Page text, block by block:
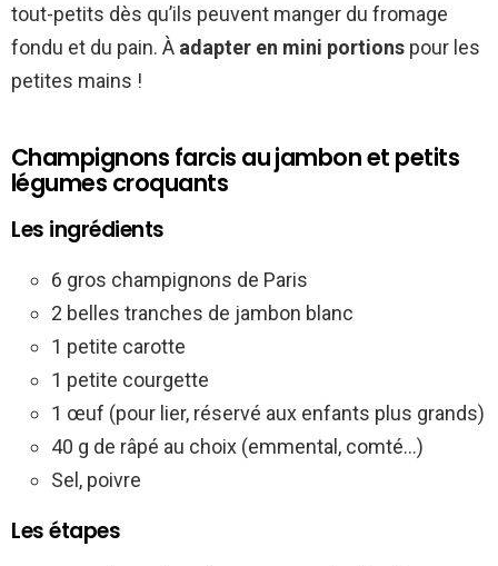
tout-petits dès qu’ils peuvent manger du fromage
fondu et du pain. À adapter en mini portions pour les
petites mains !
Champignons farcis au jambon et petits
légumes croquants
Les ingrédients
6 gros champignons de Paris
2 belles tranches de jambon blanc
1 petite carotte
1 petite courgette
1 œuf (pour lier, réservé aux enfants plus grands)
40 g de râpé au choix (emmental, comté…)
Sel, poivre
Les étapes